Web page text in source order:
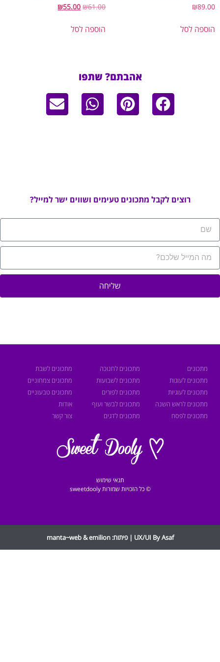
₪
לסל
₪61.00
₪55.00
הוספה לסל
אהבתם? שתפו
רוצים לקבל מתכונים טעימים ושווים ישר למייל?
שליחה
לעוגות
לעוגיות
לראש השנה
לפסח
מתכונים לחנוכה
מתכונים לשבועות
מתכונים לפורים
מתכונים לבשר ועוף
מתכונים לדגים
מתכונים לשבת
מתכונים צמחוניים
מתכונים טבעוניים
צור קשר
תנאי שימוש
© כל הזכויות שמורות sweetdooly
UX/UI By Asaf | פיתוח: manta~web&emilion